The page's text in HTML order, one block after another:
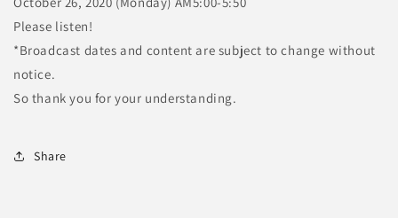
Please listen!
*Broadcast dates and content are subject to change without
notice.
So thank you for your understanding.
Share